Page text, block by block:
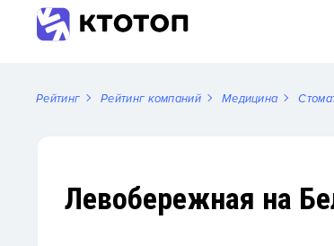
Рейтинг Рейтинг компаний Медицина
Левобережная на